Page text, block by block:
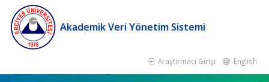
Akademik Veri Yönetim Sistemi
Araştırmacı Girişi English